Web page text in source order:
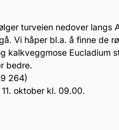
turveien nedover langs
Vi håper bl.a. å finne de
kalkveggmose Eucladium
bedre.
264)
oktober kl. 09.00.